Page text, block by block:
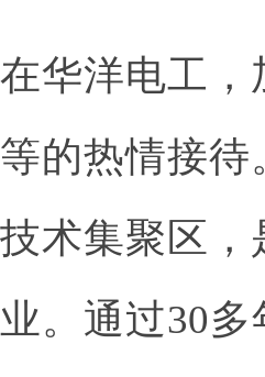
在华洋电工，
等的热情接待
技术集聚区，
业。通过30